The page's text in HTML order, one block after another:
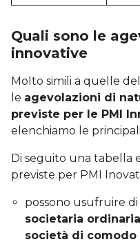
Quali sono le
innovative
Molto simili a quelle
le agevolazioni di
previste per le PMI
elenchiamo le
Di seguito una tabella
previste per PMI
possono usufruire di
societaria ordinaria
società di